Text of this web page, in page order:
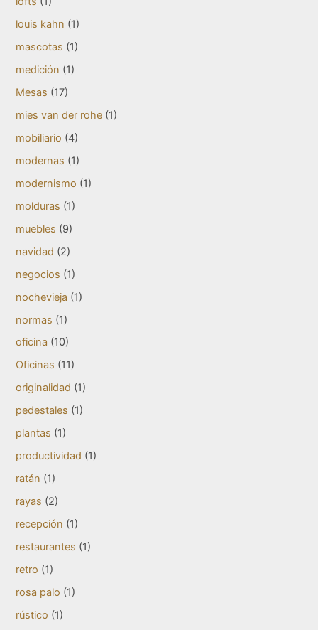
louis kahn (1)
mascotas (1)
medición (1)
Mesas (17)
mies van der rohe (1)
mobiliario (4)
modernas (1)
modernismo (1)
molduras (1)
muebles (9)
navidad (2)
negocios (1)
nochevieja (1)
normas (1)
oficina (10)
Oficinas (11)
originalidad (1)
pedestales (1)
plantas (1)
productividad (1)
ratán (1)
rayas (2)
recepción (1)
restaurantes (1)
retro (1)
rosa palo (1)
rústico (1)